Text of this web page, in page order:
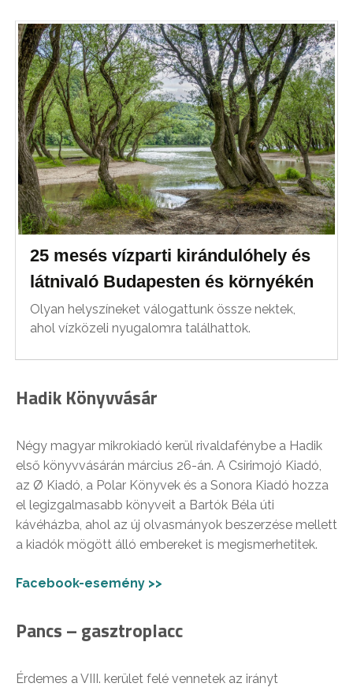
25 mesés vízparti kirándulóhely és
látnivaló Budapesten és környékén
Olyan helyszíneket válogattunk össze nektek,
ahol vízközeli nyugalomra találhattok.
Hadik Könyvvásár
Négy magyar mikrokiadó kerül rivaldafénybe a Hadik
első könyvvásárán március 26-án. A Csirimojó Kiadó,
az Ø Kiadó, a Polar Könyvek és a Sonora Kiadó hozza
el legizgalmasabb könyveit a Bartók Béla úti
kávéházba, ahol az új olvasmányok beszerzése mellett
a kiadók mögött álló embereket is megismerhetitek.
Facebook-esemény >>
Pancs – gasztroplacc
Érdemes a VIII. kerület felé vennetek az irányt